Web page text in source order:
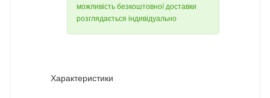
можливість безкоштовної доставки
розглядається індивідуально
Характеристики